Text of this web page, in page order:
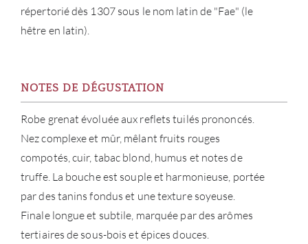
répertorié dès 1307 sous le nom latin de "Fae" (le
hêtre en latin).
NOTES DE DÉGUSTATION
Robe grenat évoluée aux reflets tuilés prononcés.
Nez complexe et mûr, mêlant fruits rouges
compotés, cuir, tabac blond, humus et notes de
truffe. La bouche est souple et harmonieuse, portée
par des tanins fondus et une texture soyeuse.
Finale longue et subtile, marquée par des arômes
tertiaires de sous-bois et épices douces.